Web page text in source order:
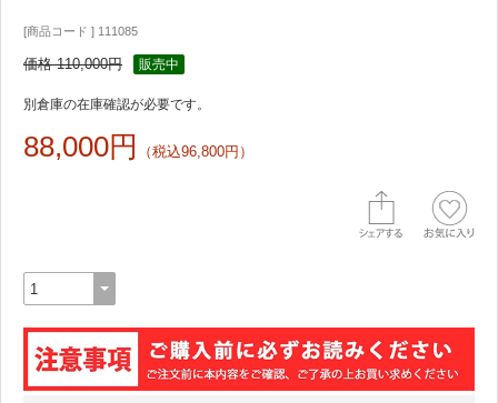
[商品コード ] 111085
価格 110,000円 販売中
別倉庫の在庫確認が必要です。
88,000円 （税込96,800円）